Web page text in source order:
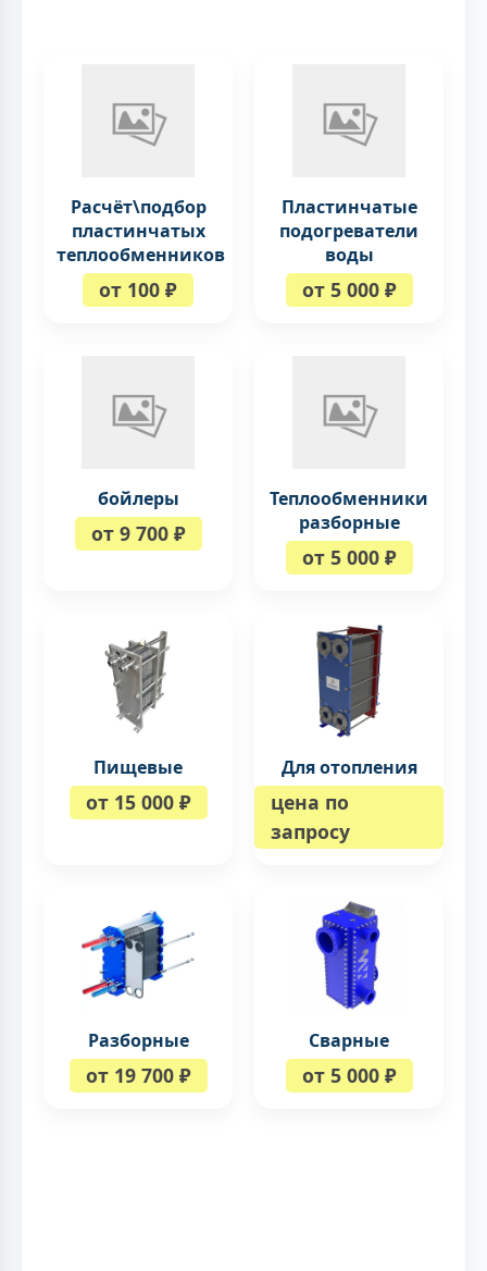
Расчёт\подбор
пластинчатых
теплообменников
от 100 ₽
Пластинчатые
подогреватели
воды
от 5 000 ₽
бойлеры
от 9 700 ₽
Теплообменники
разборные
от 5 000 ₽
Пищевые
от 15 000 ₽
Для отопления
цена по
запросу
Разборные
от 19 700 ₽
Сварные
от 5 000 ₽